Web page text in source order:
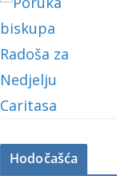
Hodočašća